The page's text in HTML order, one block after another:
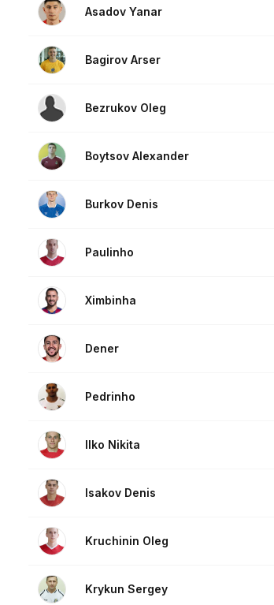
Asadov Yanar
Bagirov Arser
Bezrukov Oleg
Boytsov Alexander
Burkov Denis
Paulinho
Ximbinha
Dener
Pedrinho
Ilko Nikita
Isakov Denis
Kruchinin Oleg
Krykun Sergey